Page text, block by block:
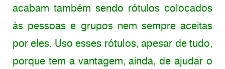
acabam também sendo rótulos colocados
às pessoas e grupos nem sempre aceitas
por eles. Uso esses rótulos, apesar de tudo,
porque tem a vantagem, ainda, de ajudar o